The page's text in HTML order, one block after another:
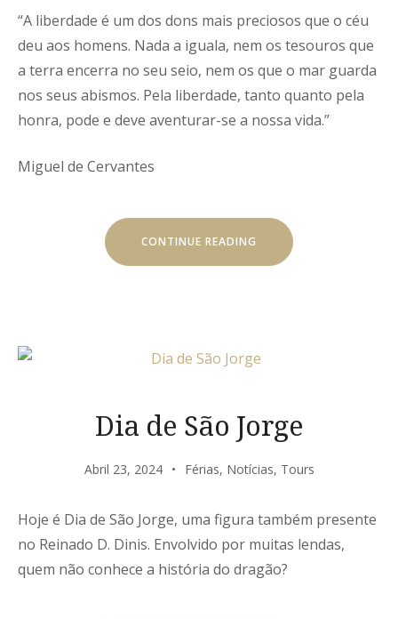
“A liberdade é um dos dons mais preciosos que o céu
deu aos homens. Nada a iguala, nem os tesouros que
a terra encerra no seu seio, nem os que o mar guarda
nos seus abismos. Pela liberdade, tanto quanto pela
honra, pode e deve aventurar-se a nossa vida.”
Miguel de Cervantes
CONTINUE READING
LIBERDADE”
Dia de São Jorge
Abril 23, 2024 Férias, Notícias, Tours
Hoje é Dia de São Jorge, uma figura também presente
no Reinado D. Dinis. Envolvido por muitas lendas,
quem não conhece a história do dragão?